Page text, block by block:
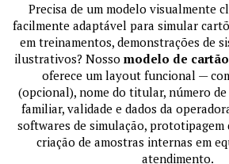
Precisa de um modelo visualmente
facilmente adaptável para simular
em treinamentos, demonstrações de
ilustrativos? Nosso modelo de
oferece um layout funcional —
(opcional), nome do titular, número
familiar, validade e dados da
softwares de simulação, prototipagem
criação de amostras internas em
atendimento.